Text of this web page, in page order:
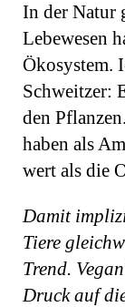
In der Natur
Lebewesen
Ökosystem.
Schweitzer:
den
haben als
wert als die
Damit
Tiere
Trend.
Druck auf